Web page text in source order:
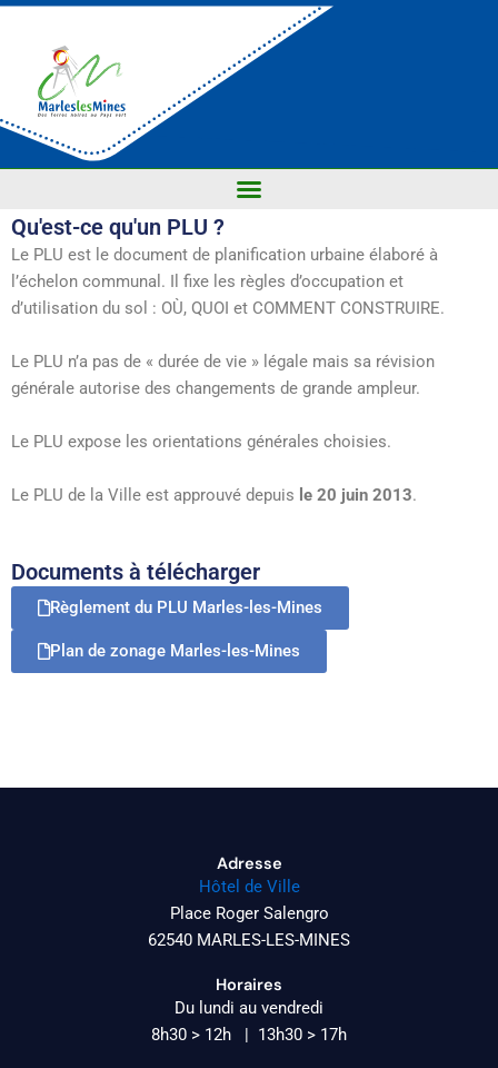
Qu'est-ce qu'un PLU ?
Le PLU est le document de planification urbaine élaboré à
l’échelon communal. Il fixe les règles d’occupation et
d’utilisation du sol : OÙ, QUOI et COMMENT CONSTRUIRE.
Le PLU n’a pas de « durée de vie » légale mais sa révision
générale autorise des changements de grande ampleur.
Le PLU expose les orientations générales choisies.
Le PLU de la Ville est approuvé depuis le 20 juin 2013.
Documents à télécharger
Règlement du PLU Marles-les-Mines
Plan de zonage Marles-les-Mines
Adresse
Hôtel de Ville
Place Roger Salengro
62540 MARLES-LES-MINES
Horaires
Du lundi au vendredi
8h30 > 12h | 13h30 > 17h